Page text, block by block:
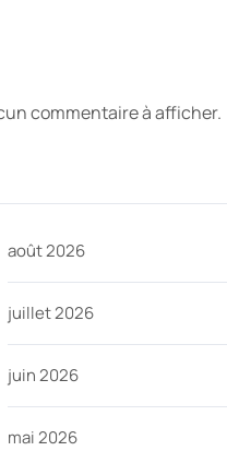
commentaire à afficher.
août 2026
juillet 2026
juin 2026
mai 2026